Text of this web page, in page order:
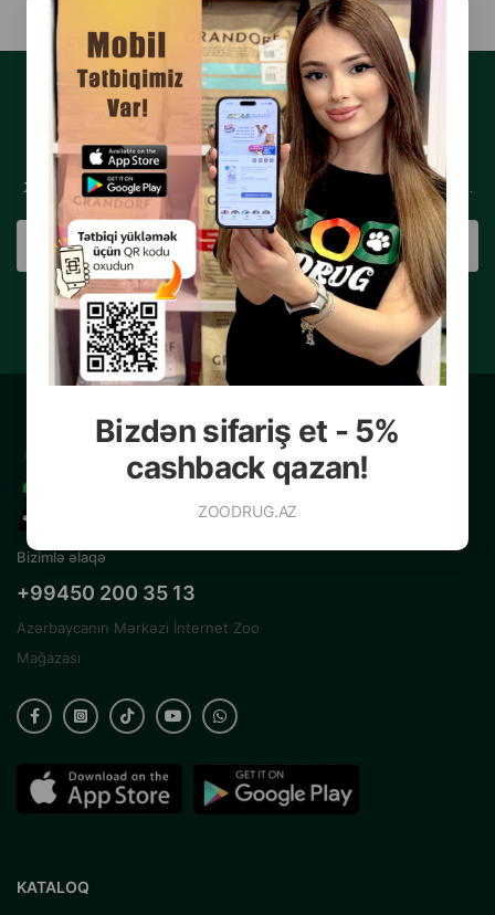
Bizdən sifariş et - 5%
cashback qazan!
ZOODRUG.AZ
YENILIKLƏRƏ ABUNƏ OLUN
Xəbərlər və xüsusi təkliflər almaq üçün e-poçt ünvanınızı qeyd edin.
ABUNƏ OL
Bizimlə əlaqə
+99450 200 35 13
Azərbaycanın Mərkəzi İnternet Zoo
Mağazası
KATALOQ